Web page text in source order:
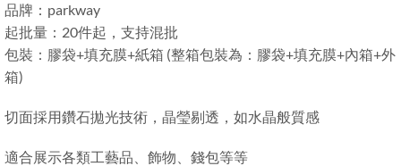
品牌：parkway
起批量：20件起，支持混批
包裝：膠袋+填充膜+紙箱 (整箱包裝為：膠袋+填充膜+內箱+外
箱)
切面採用鑽石拋光技術，晶瑩剔透，如水晶般質感
適合展示各類工藝品、飾物、錢包等等